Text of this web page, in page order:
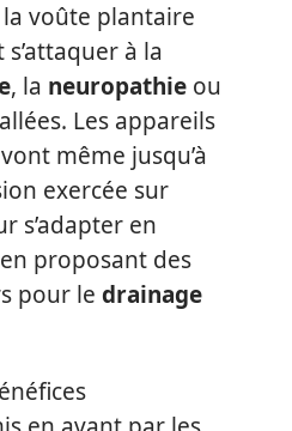
voûte plantaire
à la
, la neuropathie ou
Les appareils
même jusqu’à
exercée sur
s’adapter en
proposant des
pour le drainage